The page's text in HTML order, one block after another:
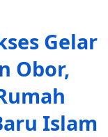
Gelar
Obor,
Islam